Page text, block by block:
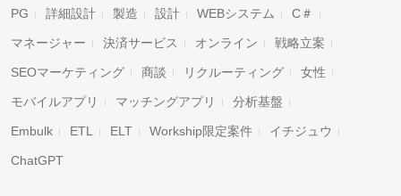
PG 詳細設計 製造 設計 WEBシステム C＃
マネージャー 決済サービス オンライン 戦略立案
SEOマーケティング 商談 リクルーティング 女性
モバイルアプリ マッチングアプリ 分析基盤
Embulk ETL ELT Workship限定案件 イチジュウ
ChatGPT